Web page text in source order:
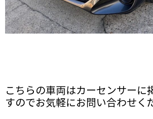
こちらの車両はカーセンサーに
すのでお気軽にお問い合わせく